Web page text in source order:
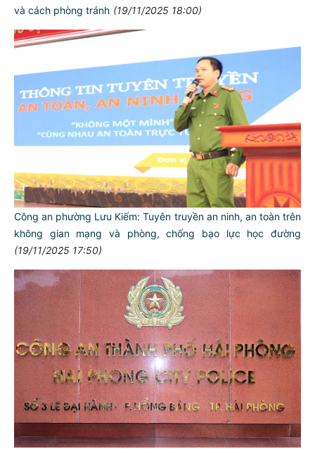
và cách phòng tránh (19/11/2025 18:00)
Công an phường Lưu Kiếm: Tuyên truyền an ninh, an toàn trên
không gian mạng và phòng, chống bạo lực học đường
(19/11/2025 17:50)